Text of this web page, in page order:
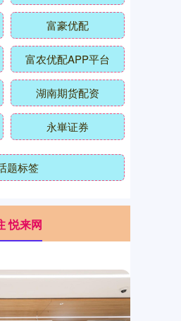
富豪优配
富农优配APP平台
湖南期货配资
永崋证券
题标签
悦来网